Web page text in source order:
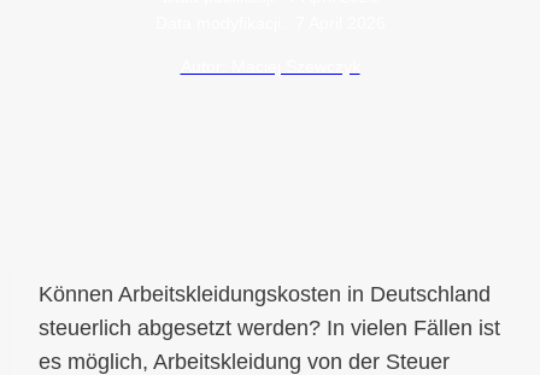
Können Arbeitskleidungskosten in Deutschland
steuerlich abgesetzt werden? In vielen Fällen ist
es möglich, Arbeitskleidung von der Steuer